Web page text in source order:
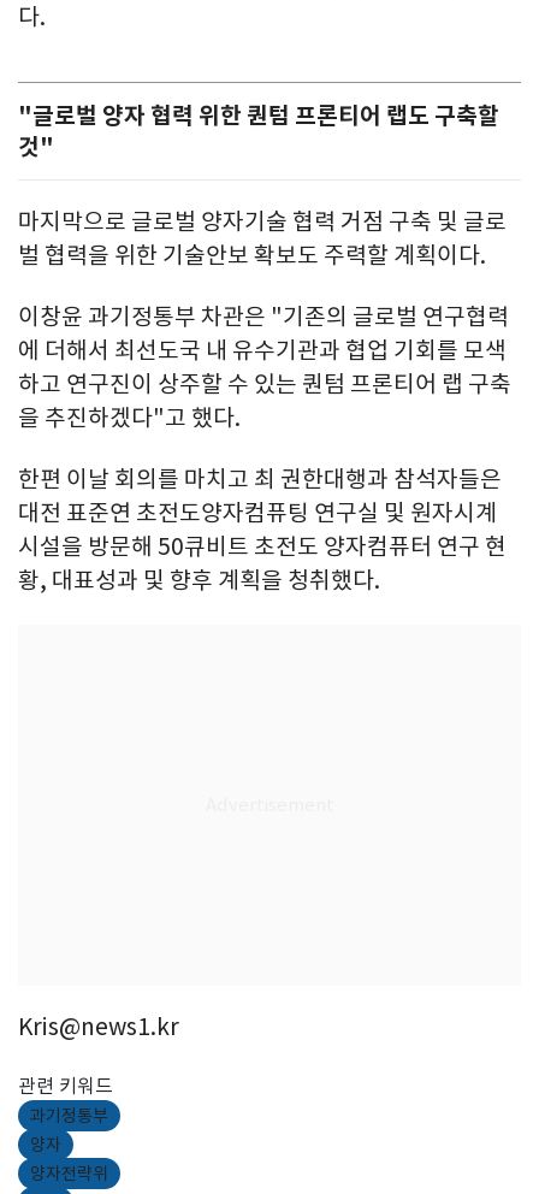
다.
"글로벌 양자 협력 위한 퀀텀 프론티어 랩도 구축할
것"
마지막으로 글로벌 양자기술 협력 거점 구축 및 글로
벌 협력을 위한 기술안보 확보도 주력할 계획이다.
이창윤 과기정통부 차관은 "기존의 글로벌 연구협력
에 더해서 최선도국 내 유수기관과 협업 기회를 모색
하고 연구진이 상주할 수 있는 퀀텀 프론티어 랩 구축
을 추진하겠다"고 했다.
한편 이날 회의를 마치고 최 권한대행과 참석자들은
대전 표준연 초전도양자컴퓨팅 연구실 및 원자시계
시설을 방문해 50큐비트 초전도 양자컴퓨터 연구 현
황, 대표성과 및 향후 계획을 청취했다.
Kris@news1.kr
관련 키워드
과기정통부
양자
양자전략위